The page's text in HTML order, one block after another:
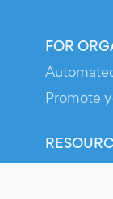
FOR
Promote
Your